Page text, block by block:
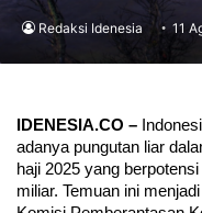
Redaksi Idenesia 11
IDENESIA.CO –
adanya pungutan liar
haji 2025 yang
miliar. Temuan ini